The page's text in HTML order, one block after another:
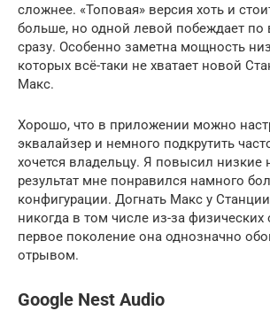
сложнее. «Топовая» версия хоть и
больше, но одной левой побеждает по
сразу. Особенно заметна мощность
которых всё-таки не хватает новой
Макс.
Хорошо, что в приложении можно
эквалайзер и немного подкрутить
хочется владельцу. Я повысил низкие
результат мне понравился намного
конфигурации. Догнать Макс у
никогда в том числе из-за физических
первое поколение она однозначно
отрывом.
Google Nest Audio